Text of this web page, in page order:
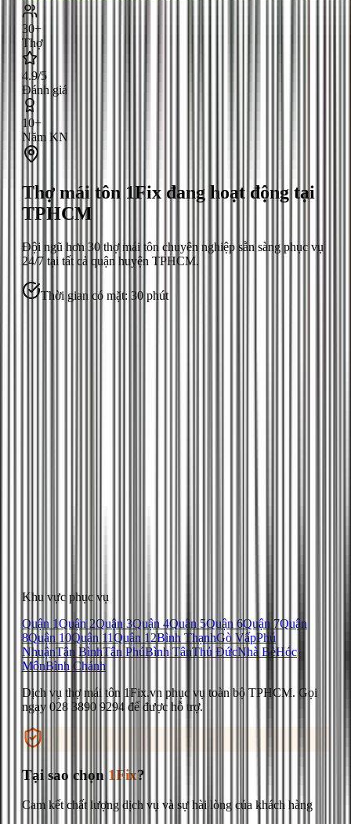
30+
Thợ
4.9/5
Đánh giá
10+
Năm KN
Thợ mái tôn 1Fix đang hoạt động tại
TPHCM
Đội ngũ hơn 30 thợ mái tôn chuyên nghiệp sẵn sàng phục vụ
24/7 tại tất cả quận huyện TPHCM.
Thời gian có mặt: 30 phút
Khu vực phục vụ
Quận 1Quận 2Quận 3Quận 4Quận 5Quận 6Quận 7Quận
8Quận 10Quận 11Quận 12Bình ThạnhGò VấpPhú
NhuậnTân BìnhTân PhúBình TânThủ ĐứcNhà BèHóc
MônBình Chánh
Dịch vụ thợ mái tôn 1Fix.vn phục vụ toàn bộ TPHCM. Gọi
ngay 028 3890 9294 để được hỗ trợ.
Tại sao chọn 1Fix?
Cam kết chất lượng dịch vụ và sự hài lòng của khách hàng